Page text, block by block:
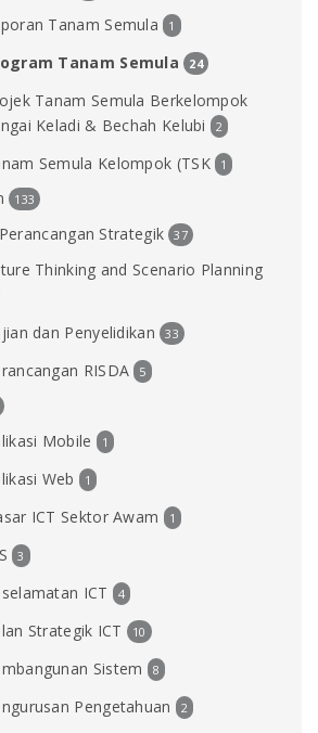
Tanam Semula 1
Tanam Semula 24
Tanam Semula Berkelompok
Keladi & Bechah Kelubi
2
Semula Kelompok (TSK 1
133
Strategik 37
Thinking and Scenario Planning
dan Penyelidikan 33
RISDA 5
Mobile 1
Web 1
ICT Sektor Awam 1
3
ICT 4
Strategik ICT 10
Sistem 8
Pengetahuan 2